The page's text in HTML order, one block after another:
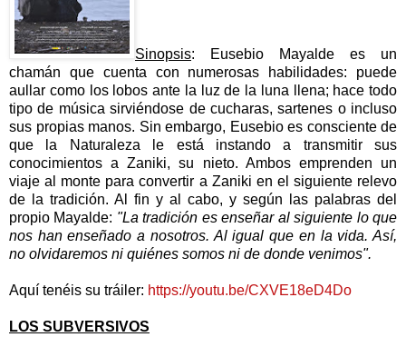
Sinopsis: Eusebio Mayalde es un
chamán que cuenta con numerosas habilidades: puede
aullar como los lobos ante la luz de la luna llena; hace todo
tipo de música sirviéndose de cucharas, sartenes o incluso
sus propias manos. Sin embargo, Eusebio es consciente de
que la Naturaleza le está instando a transmitir sus
conocimientos a Zaniki, su nieto. Ambos emprenden un
viaje al monte para convertir a Zaniki en el siguiente relevo
de la tradición. Al fin y al cabo, y según las palabras del
propio Mayalde: "La tradición es enseñar al siguiente lo que
nos han enseñado a nosotros. Al igual que en la vida. Así,
no olvidaremos ni quiénes somos ni de donde venimos".
Aquí tenéis su tráiler: https://youtu.be/CXVE18eD4Do
LOS SUBVERSIVOS